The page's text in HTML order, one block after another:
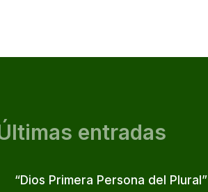
entradas
“Dios Primera Persona del Plural”